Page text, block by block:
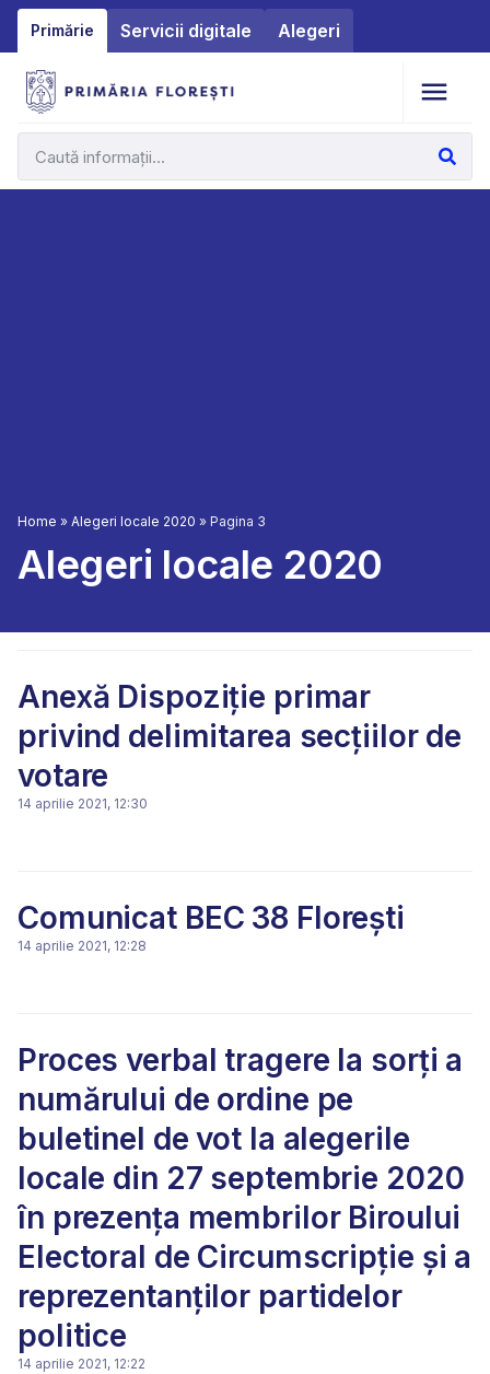
Primărie Servicii digitale Alegeri
Home » Alegeri locale 2020 » Pagina 3
Alegeri locale 2020
Anexă Dispoziție primar
privind delimitarea secțiilor de
votare
14 aprilie 2021, 12:30
Comunicat BEC 38 Florești
14 aprilie 2021, 12:28
Proces verbal tragere la sorți a
numărului de ordine pe
buletinel de vot la alegerile
locale din 27 septembrie 2020
în prezența membrilor Biroului
Electoral de Circumscripție și a
reprezentanților partidelor
politice
14 aprilie 2021, 12:22